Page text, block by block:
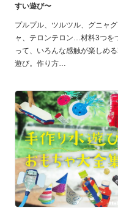
すい遊び〜
プルプル、ツルツル、グニャ
ャ、テロンテロン…材料3つを
って、いろんな感触が楽しめ
遊び。作り方